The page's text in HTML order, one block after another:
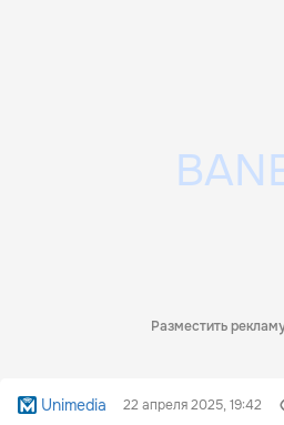
Разместить
Unimedia 22 апреля 2025, 19:42